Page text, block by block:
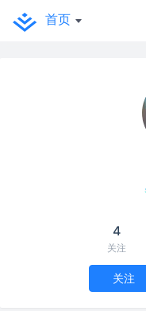
首页
4
关注
关注